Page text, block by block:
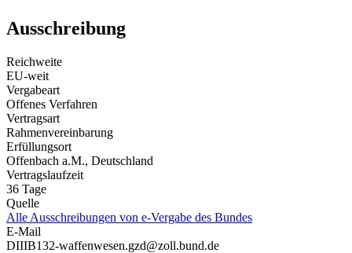
Ausschreibung
Reichweite
EU-weit
Vergabeart
Offenes Verfahren
Vertragsart
Rahmenvereinbarung
Erfüllungsort
Offenbach a.M., Deutschland
Vertragslaufzeit
36 Tage
Quelle
Alle Ausschreibungen von e-Vergabe des Bundes
E-Mail
DIIIB132-waffenwesen.gzd@zoll.bund.de